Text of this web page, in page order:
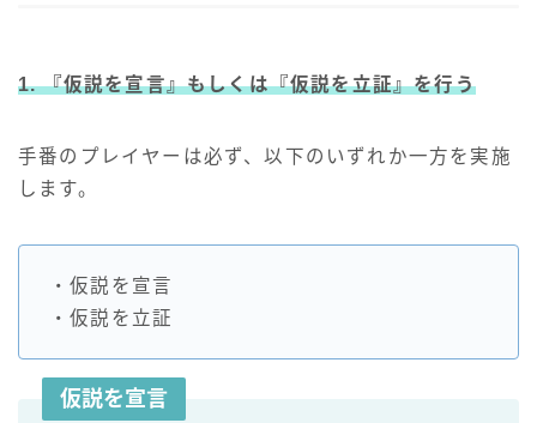
1. 『仮説を宣言』もしくは『仮説を立証』を行う
手番のプレイヤーは必ず、以下のいずれか一方を実施
します。
・仮説を宣言
・仮説を立証
仮説を宣言